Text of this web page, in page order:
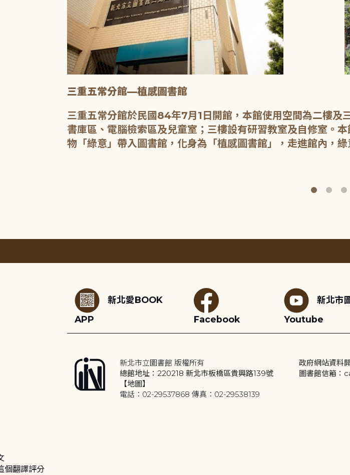
三重五常分館—植感圖書館
三重五常分館於民國84年7月1日開館，本館使用空間為二樓
書庫區、電腦檢索區及兒童室；三樓設有研習教室及自修室。
物「綠意」帶入圖書館，化身為「植感圖書館」，走進館內，
新北愛BOOK
APP
Facebook
新北市
Youtube
新北市立圖書館 版權所有
總館地址：220218 新北市板橋區貴興路139號
【地圖】
電話：02-29537868 傳真：02-29538139
政府網站資料
圖書館信箱
個翻譯評分